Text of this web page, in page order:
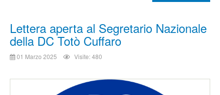
Lettera aperta al Segretario Nazionale
della DC Totò Cuffaro
01 Marzo 2025 Visite: 480